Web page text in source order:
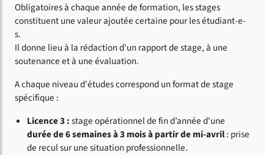
Obligatoires à chaque année de formation, les stages
constituent une valeur ajoutée certaine pour les étudiant-e-
s.
Il donne lieu à la rédaction d'un rapport de stage, à une
soutenance et à une évaluation.
A chaque niveau d'études correspond un format de stage
spécifique :
Licence 3 :stage opérationnel de fin d’année d'une
durée de 6 semaines à 3 mois à partir de mi-avril: prise
de recul sur une situation professionnelle.